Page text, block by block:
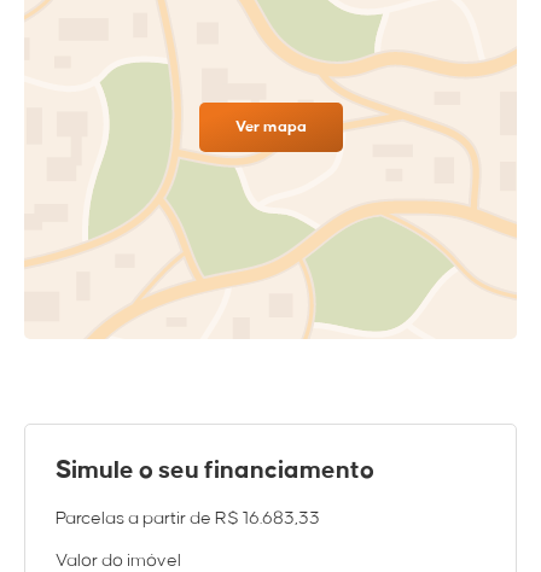
Ver mapa
Simule o seu financiamento
Parcelas a partir de R$ 16.683,33
Valor do imóvel